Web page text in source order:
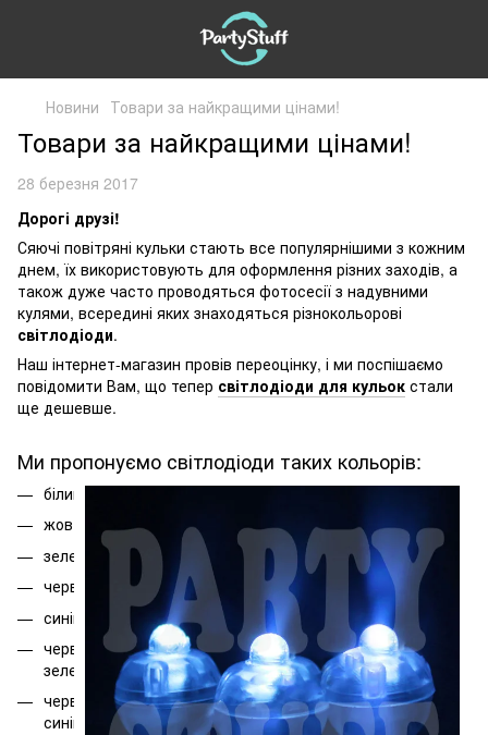
Новини Товари за найкращими цінами!
Товари за найкращими цінами!
28 березня 2017
Дорогі друзі!
Сяючі повітряні кульки стають все популярнішими з кожним
днем, їх використовують для оформлення різних заходів, а
також дуже часто проводяться фотосесії з надувними
кулями, всередині яких знаходяться різнокольорові
світлодіоди.
Наш інтернет-магазин провів переоцінку, і ми поспішаємо
повідомити Вам, що тепер світлодіоди для кульок стали
ще дешевше.
Ми пропонуємо світлодіоди таких кольорів:
білий
жовтий
зелений
червоний
синій
червоний
зелений
червоний
синій